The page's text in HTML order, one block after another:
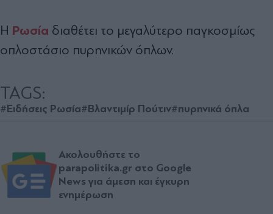
Η Ρωσία διαθέτει το μεγαλύτερο παγκοσμίως
οπλοστάσιο πυρηνικών όπλων.
TAGS:
#Ειδήσεις Ρωσία#Βλαντιμίρ Πούτιν#πυρηνικά όπλα
Ακολουθήστε το
parapolitika.gr στο Google
News για άμεση και έγκυρη
ενημέρωση